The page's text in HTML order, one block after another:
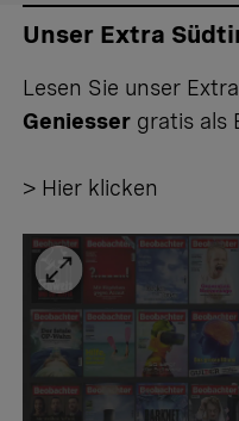
Unser Extra
Lesen Sie unser Extra
Geniesser gratis als
> Hier klicken